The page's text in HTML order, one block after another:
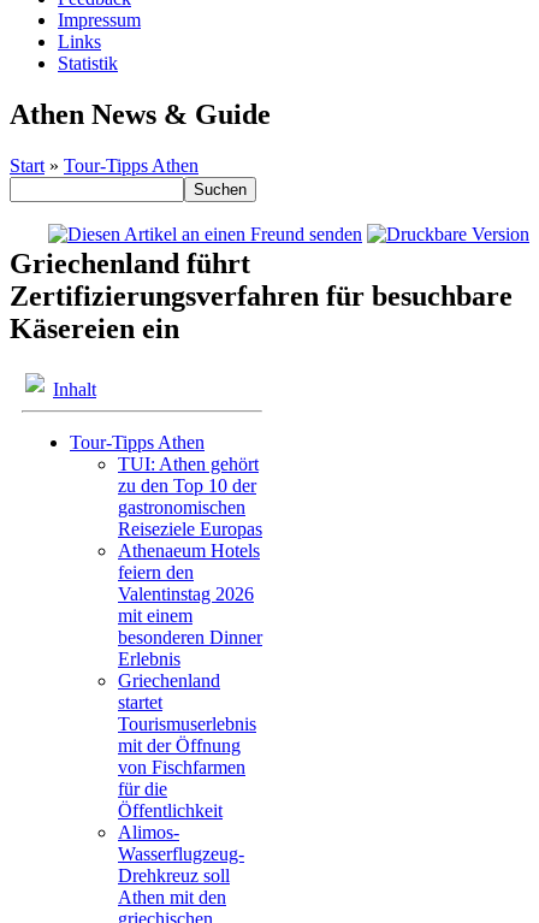
Impressum
Links
Statistik
Athen News & Guide
Start » Tour-Tipps Athen
Griechenland führt
Zertifizierungsverfahren für besuchbare
Käsereien ein
Inhalt
Tour-Tipps Athen
TUI: Athen gehört
zu den Top 10 der
gastronomischen
Reiseziele Europas
Athenaeum Hotels
feiern den
Valentinstag 2026
mit einem
besonderen Dinner
Erlebnis
Griechenland
startet
Tourismuserlebnis
mit der Öffnung
von Fischfarmen
für die
Öffentlichkeit
Alimos-
Wasserflugzeug-
Drehkreuz soll
Athen mit den
griechischen